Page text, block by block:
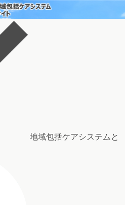
地域包括ケアシステムと